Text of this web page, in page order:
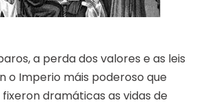
a perda dos valores e as leis
o Imperio máis poderoso que
fixeron dramáticas as vidas de